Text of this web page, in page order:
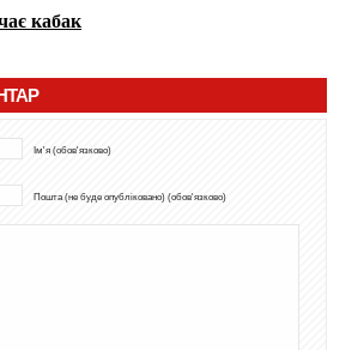
кабак
Ім'я (обов'язково)
Пошта (не буде опубліковано) (обов'язково)